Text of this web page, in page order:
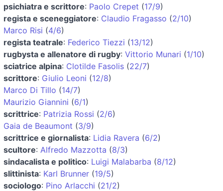
psichiatra e scrittore: Paolo Crepet (17/9)
regista e sceneggiatore: Claudio Fragasso (2/10)
Marco Risi (4/6)
regista teatrale: Federico Tiezzi (13/12)
rugbysta e allenatore di rugby: Vittorio Munari (1/10)
sciatrice alpina: Clotilde Fasolis (22/7)
scrittore: Giulio Leoni (12/8)
Marco Di Tillo (14/7)
Maurizio Giannini (6/1)
scrittrice: Patrizia Rossi (2/6)
Gaia de Beaumont (3/9)
scrittrice e giornalista: Lidia Ravera (6/2)
scultore: Alfredo Mazzotta (8/3)
sindacalista e politico: Luigi Malabarba (8/12)
slittinista: Karl Brunner (19/5)
sociologo: Pino Arlacchi (21/2)